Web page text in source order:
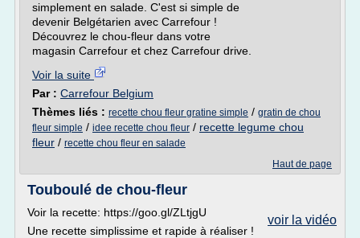
simplement en salade. C'est si simple de
devenir Belgétarien avec Carrefour !
Découvrez le chou-fleur dans votre
magasin Carrefour et chez Carrefour drive.
Voir la suite
Par : Carrefour Belgium
Thèmes liés : recette chou fleur gratine simple / gratin de chou
fleur simple / idee recette chou fleur / recette legume chou
fleur / recette chou fleur en salade
Haut de page
Touboulé de chou-fleur
voir la vidéo
Voir la recette: https://goo.gl/ZLtjgU
Une recette simplissime et rapide à réaliser !